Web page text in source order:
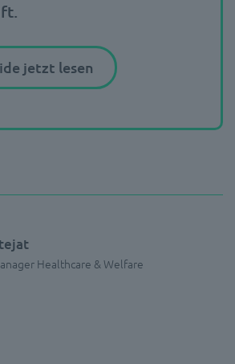
jetzt lesen
Healthcare & Welfare